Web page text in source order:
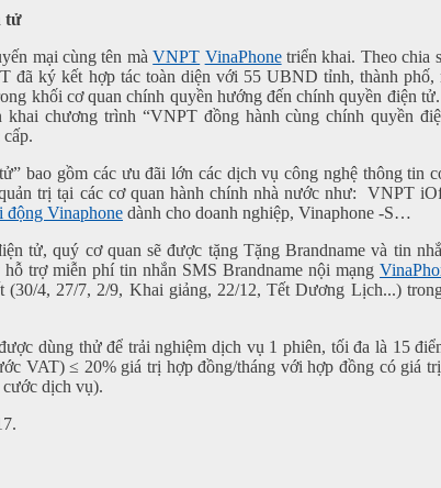
tử
mại cùng tên màVNPT VinaPhonetriển khai. Theo chia
đã ký kết hợp tác toàn diện với 55 UBND tỉnh, thành phố,
khối cơ quan chính quyền hướng đến chính quyền điện
khai chương trình “VNPT đồng hành cùng chính quyền
bao gồm các ưu đãi lớn các dịch vụ công nghệ thông tin
trị tại các cơ quan hành chính nhà nước như: VNPT
động Vinaphone dành cho doanh nghiệp, Vinaphone -S…
tử, quý cơ quan sẽ được tặng Tặng Brandname và tin
trợ miễn phí tin nhắn SMS Brandname nội mạng
4, 27/7, 2/9, Khai giảng, 22/12, Tết Dương Lịch...)
dùng thử để trải nghiệm dịch vụ 1 phiên, tối đa là 15
VAT) ≤ 20% giá trị hợp đồng/tháng với hợp đồng có giá
dịch vụ).